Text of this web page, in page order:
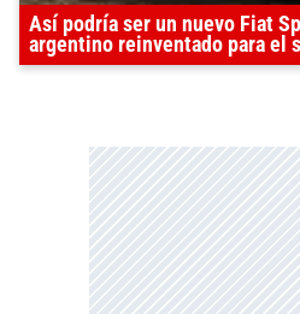
Así podría ser un nuevo Fiat
argentino reinventado para el